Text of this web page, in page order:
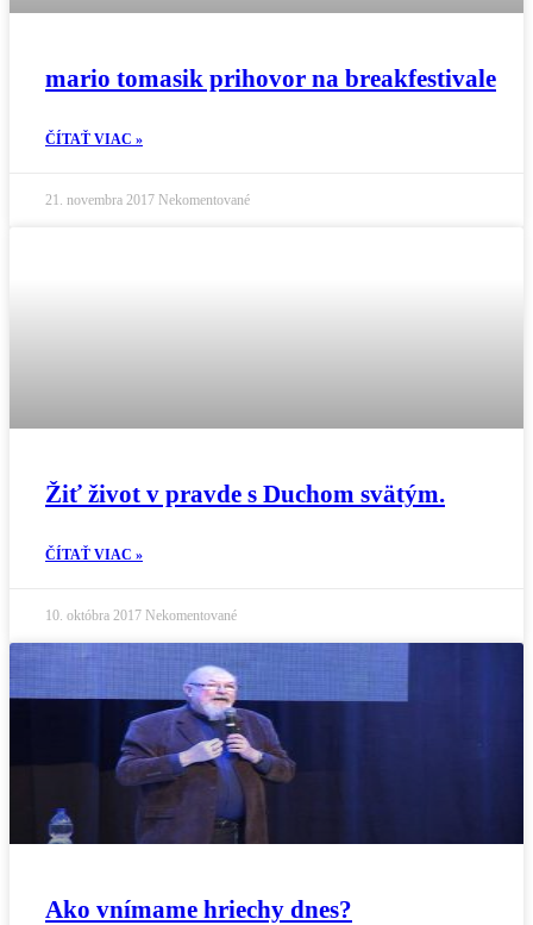
mario tomasik prihovor na breakfestivale
ČÍTAŤ VIAC »
21. novembra 2017 Nekomentované
Žiť život v pravde s Duchom svätým.
ČÍTAŤ VIAC »
10. októbra 2017 Nekomentované
Ako vnímame hriechy dnes?